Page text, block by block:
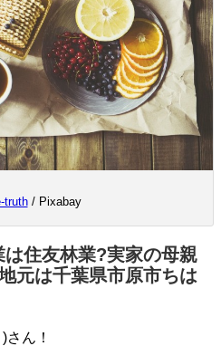
truth/ Pixabay
住友林業?実家の母親
元は千葉県市原市ちは
ん！